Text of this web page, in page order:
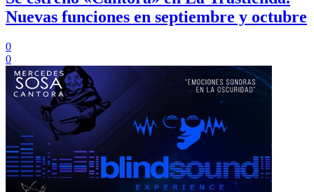
Nuevas funciones en septiembre y octubre
0
0